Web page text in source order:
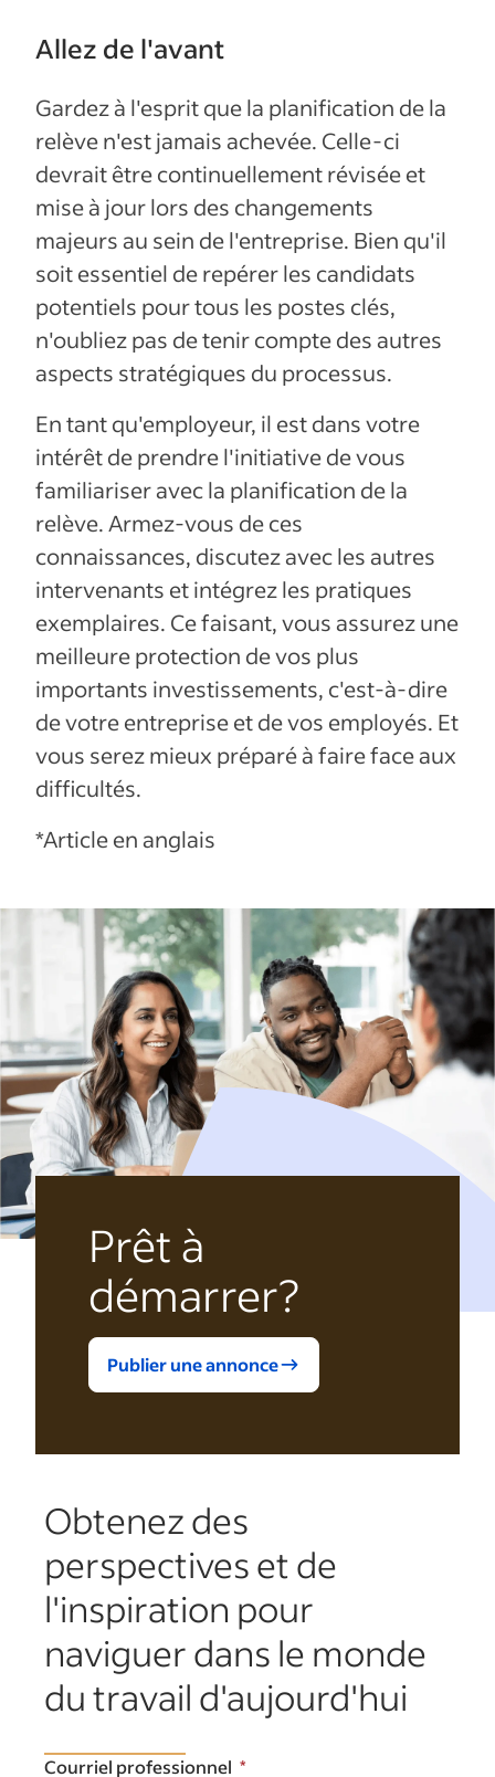
Allez de l'avant
Gardez à l'esprit que la planification de la
relève n'est jamais achevée. Celle-ci
devrait être continuellement révisée et
mise à jour lors des changements
majeurs au sein de l'entreprise. Bien qu'il
soit essentiel de repérer les candidats
potentiels pour tous les postes clés,
n'oubliez pas de tenir compte des autres
aspects stratégiques du processus.
En tant qu'employeur, il est dans votre
intérêt de prendre l'initiative de vous
familiariser avec la planification de la
relève. Armez-vous de ces
connaissances, discutez avec les autres
intervenants et intégrez les pratiques
exemplaires. Ce faisant, vous assurez une
meilleure protection de vos plus
importants investissements, c'est-à-dire
de votre entreprise et de vos employés. Et
vous serez mieux préparé à faire face aux
difficultés.
*Article en anglais
Prêt à
démarrer?
Publier une annonce
Obtenez des
perspectives et de
l'inspiration pour
naviguer dans le monde
du travail d'aujourd'hui
Courriel professionnel